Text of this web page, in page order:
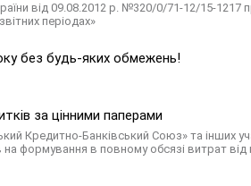
від 09.08.2012 р. №320/0/71-12/15-1217
періодах»
без будь-яких обмежень!
за цінними паперами
Кредитно-Банківський Союз» та інших
формування в повному обсязі витрат від